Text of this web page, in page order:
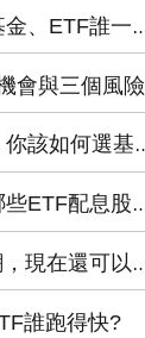
ETF誰一馬當先
會與三個風險
何選基金、ETF?
配息股價二頭賺?
還可以買進嗎?
誰跑得快?